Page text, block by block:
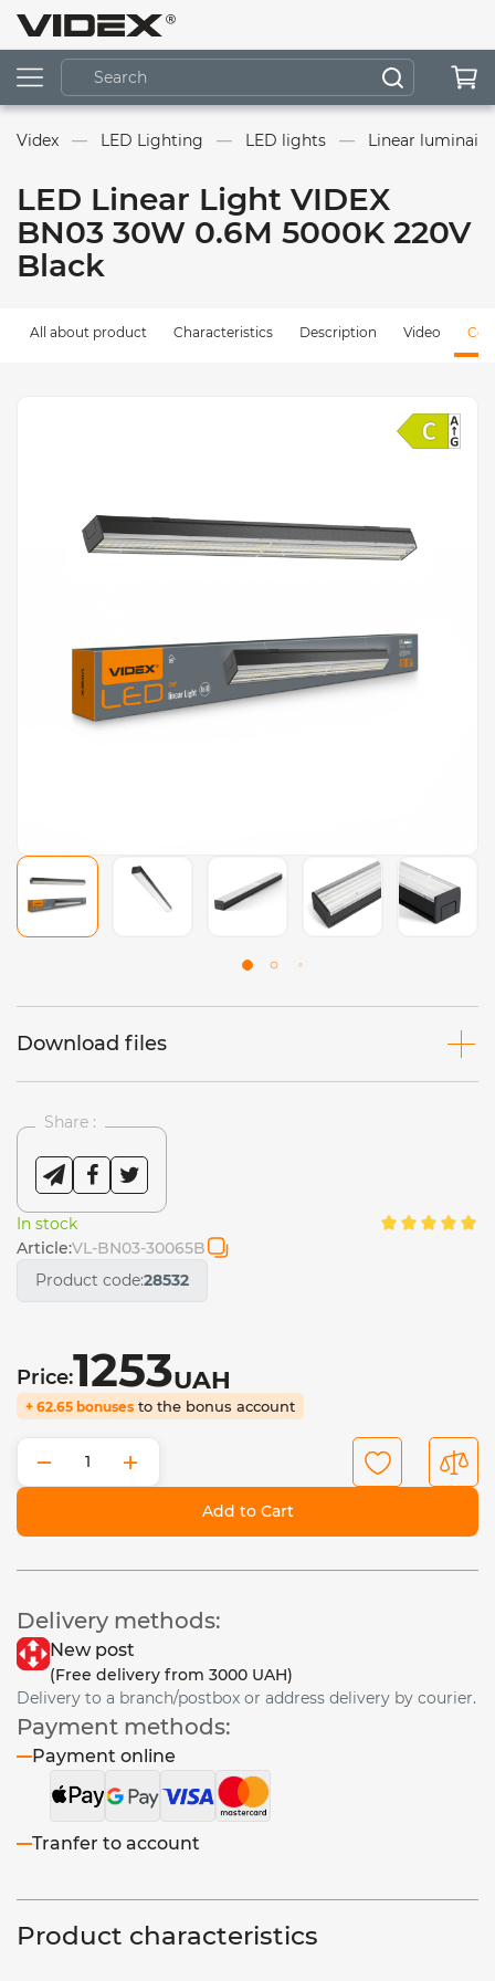
Videx LED Lighting LED lights Linear
LED Linear Light VIDEX
BN03 30W 0.6М 5000K 220V
Black
All about product Characteristics Description Video
Download files
Share :
In stock
Article:VL-BN03-30065B
Product code:28532
Price:1253UAH
+ 62.65 bonuses to the bonus account
− +
Add to Cart
Delivery methods:
New post
(Free delivery from 3000 UAH)
Delivery to a branch/postbox or address delivery by courier.
Payment methods:
Payment online
Tranfer to account
Product characteristics